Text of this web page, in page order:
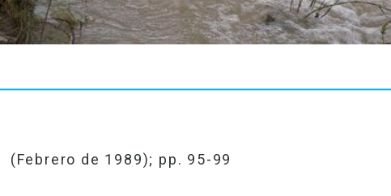
(Febrero de 1989); pp. 95-99